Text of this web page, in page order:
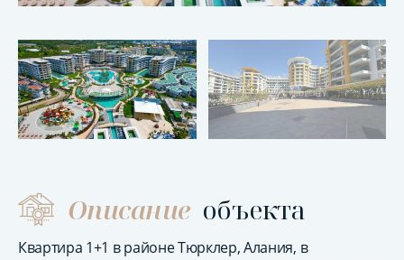
Описание объекта
Квартира 1+1 в районе Тюрклер, Алания, в